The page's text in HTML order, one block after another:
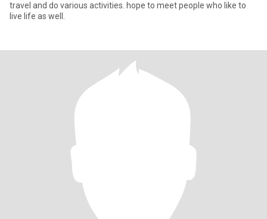
travel and do various activities. hope to meet people who like to
live life as well.